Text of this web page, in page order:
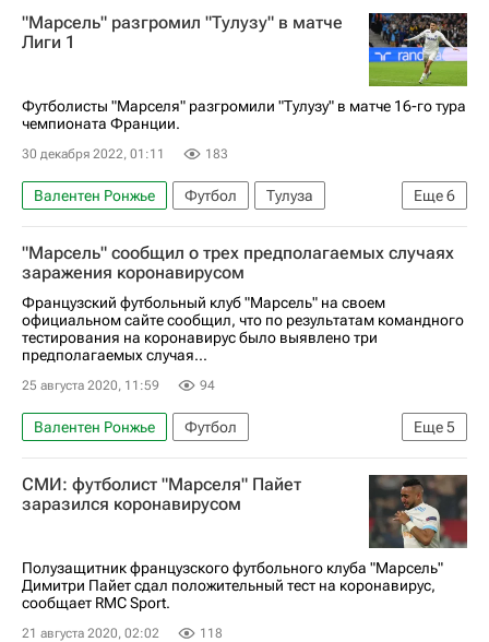
Чемпионат Франции по футболу (Лига 1)
"Марсель" разгромил "Тулузу" в матче
Лиги 1
Футболисты "Марселя" разгромили "Тулузу" в матче 16-го тура
чемпионата Франции.
30 декабря 2022, 01:11 183
Еще6
Валентен Ронжье Футбол
Тулуза
Монпелье
Аяччо
Сеад Колашинац
Дженгиз Ундер
Олимпик (Марсель)
Чемпионат Франции по футболу (Лига 1)
"Марсель" сообщил о трех предполагаемых случаях
заражения коронавирусом
Французский футбольный клуб "Марсель" на своем
официальном сайте сообщил, что по результатам командного
тестирования на коронавирус было выявлено три
предполагаемых случая...
25 августа 2020, 11:59 94
Еще5
Валентен Ронжье
Футбол
Чемпионат Франции по футболу (Лига 1)
Олимпик (Марсель)
Максим Лопес
Спорт в условиях пандемии коронавируса
СМИ: футболист "Марселя" Пайет
заразился коронавирусом
Полузащитник французского футбольного клуба "Марсель"
Димитри Пайет сдал положительный тест на коронавирус,
сообщает RMC Sport.
21 августа 2020, 02:02 118